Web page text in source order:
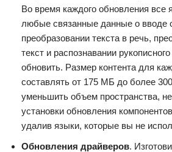
Во время каждого обновления все
любые связанные данные о вводе
преобразовании текста в речь,
текст и распознавании
обновить. Размер контента для
составлять от 175 МБ до более
уменьшить объем пространства,
установки обновления
удалив языки, которые вы не
Обновления драйверов.